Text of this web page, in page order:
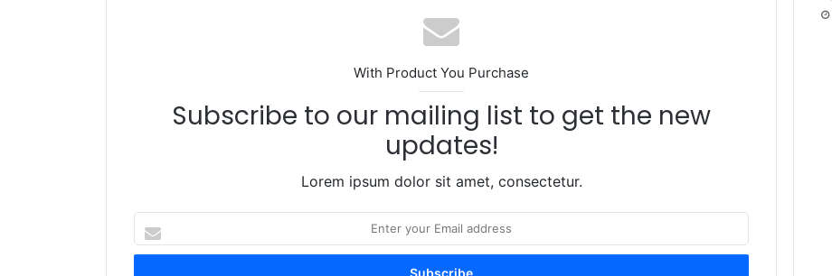
With Product You Purchase
Subscribe to our mailing list to get the new
updates!
Lorem ipsum dolor sit amet, consectetur.
your